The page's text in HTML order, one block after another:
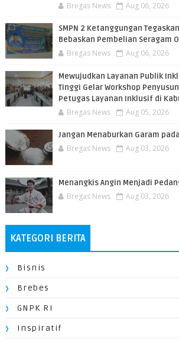
Bregas News Aug 06, 2026
SMPN 2 Ketanggungan
Bebaskan Pembelian Seragam
Bregas News Aug 06, 2026
​Mewujudkan Layanan Publik
Tinggi Gelar Workshop
Petugas Layanan Inklusif di
Bregas News Aug 05, 2026
Jangan Menaburkan Garam
Bregas News Aug 03, 2026
Menangkis Angin Menjadi
Bregas News Aug 03, 2026
KATEGORI BERITA
Bisnis
Brebes
GNPK RI
Inspiratif